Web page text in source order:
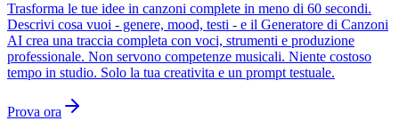
Trasforma le tue idee in canzoni complete in meno di 60 secondi.
Descrivi cosa vuoi - genere, mood, testi - e il Generatore di Canzoni
AI crea una traccia completa con voci, strumenti e produzione
professionale. Non servono competenze musicali. Niente costoso
tempo in studio. Solo la tua creativita e un prompt testuale.
Prova ora